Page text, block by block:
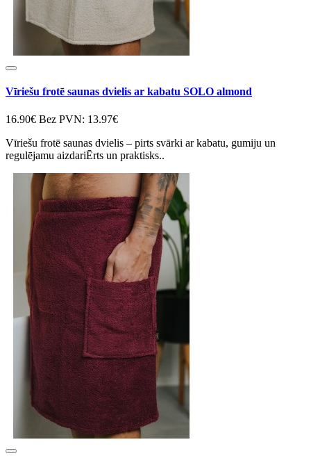
Vīriešu frotē saunas dvielis ar kabatu SOLO almond
16.90€ Bez PVN: 13.97€
Vīriešu frotē saunas dvielis – pirts svārki ar kabatu, gumiju un
regulējamu aizdariĒrts un praktisks..